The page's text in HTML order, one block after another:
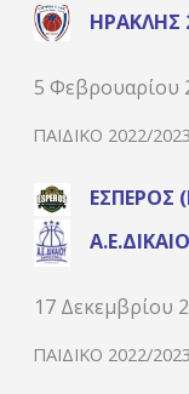
ΗΡΑΚΛΉΣ
5 Φεβρουαρίου
ΠΑΙΔΙΚΌ 2022/
ΈΣΠΕΡΟΣ
17 Δεκεμβρίου
ΠΑΙΔΙΚΌ 2022/